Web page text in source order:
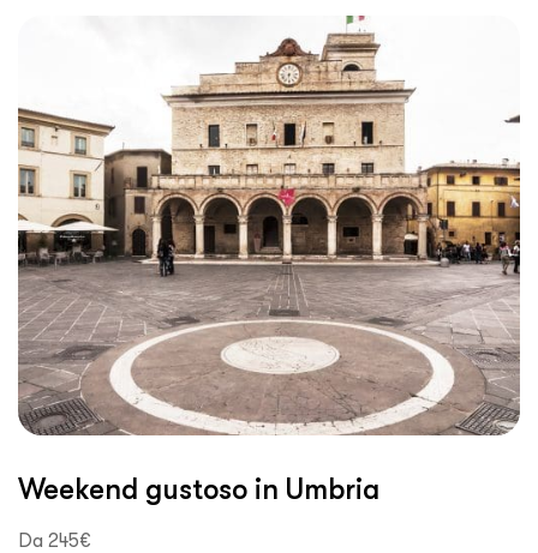
Weekend gustoso in Umbria
Da 245€